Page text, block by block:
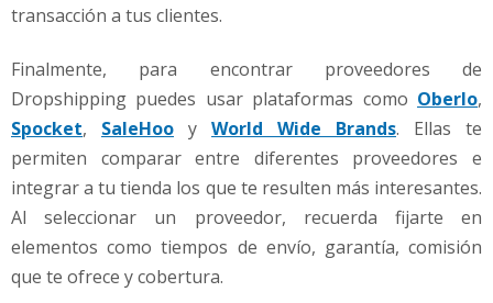
transacción a tus clientes.
Finalmente, para encontrar proveedores de
Dropshipping puedes usar plataformas como Oberlo,
Spocket, SaleHoo y World Wide Brands. Ellas te
permiten comparar entre diferentes proveedores e
integrar a tu tienda los que te resulten más interesantes.
Al seleccionar un proveedor, recuerda fijarte en
elementos como tiempos de envío, garantía, comisión
que te ofrece y cobertura.